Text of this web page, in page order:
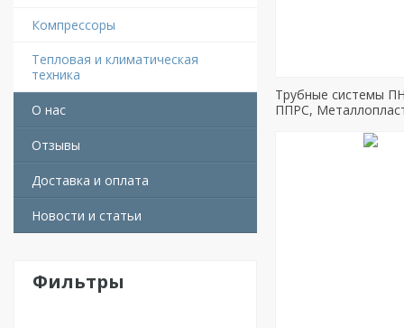
Компрессоры
Тепловая и климатическая
техника
О нас
Отзывы
Доставка и оплата
Новости и статьи
Фильтры
Трубные системы
ППРС,